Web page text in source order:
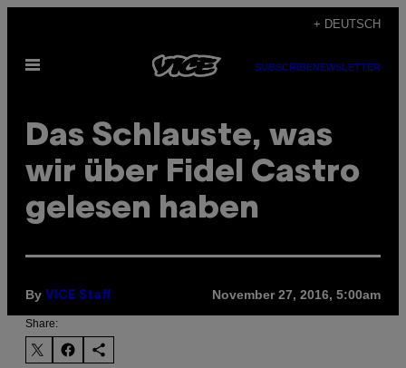
content
+ DEUTSCH
Open
SUBSCRIBENEWSLETTER
Das Schlauste, was
wir über Fidel Castro
gelesen haben
By VICE Staff November 27, 2016, 5:00am
Share: